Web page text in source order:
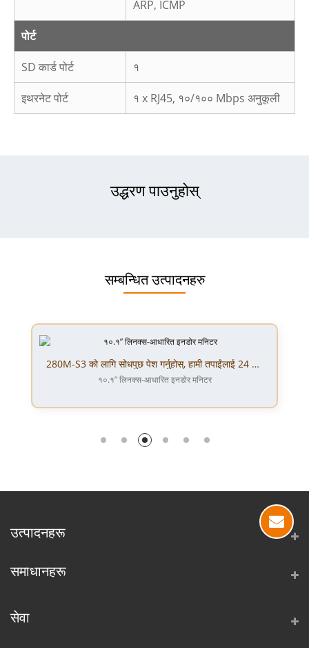
ARP, ICMP
पोर्ट
SD कार्ड पोर्ट १
इथरनेट पोर्ट १ x RJ45, १०/१०० Mbps अनुकूली
उद्धरण पाउनुहोस्
सम्बन्धित उत्पादनहरु
280M-S3 को लागि सोधपुछ पेश गर्नुहोस्, हामी तपाईंलाई 24 घण्टामा सम्पर्क गर्नेछौं।
१०.१” लिनक्स-आधारित इनडोर मनिटर
उत्पादनहरू
समाधानहरू
सेवा